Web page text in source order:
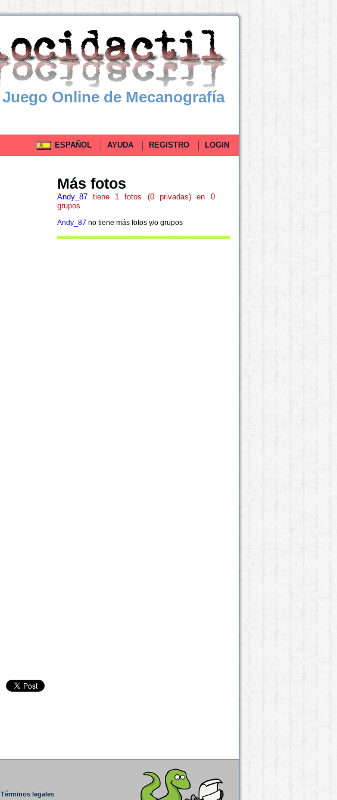
Juego Online de Mecanografía
ESPAÑOL AYUDA REGISTRO LOGIN
Más fotos
Andy_87tiene 1 fotos (0 privadas) en 0
grupos.
Andy_87 no tiene más fotos y/o grupos
Términos legales